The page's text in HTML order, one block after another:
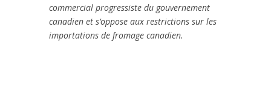
commercial progressiste du gouvernement
canadien et s’oppose aux restrictions sur les
importations de fromage canadien.